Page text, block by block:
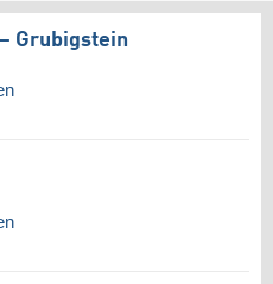
Grubigstein